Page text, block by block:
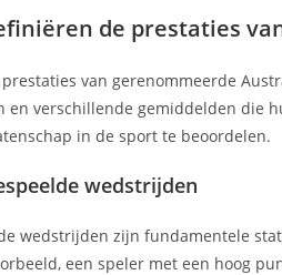
de prestaties
van gerenommeerde
en verschillende gemiddelden die
in de sport te beoordelen.
wedstrijden
wedstrijden zijn fundamentele
een speler met een hoog